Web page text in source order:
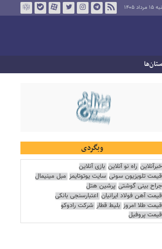
۱۴۰۵
وبگردی
خبرآنلاین راه نو آنلاین بازی آنلاین
قیمت تلویزیون سونی سایت یوتوتایمز مبل مینیمال
جراح بینی گوشتی پرشین هتل
قیمت آهن فولاد ایرانیان اعتبارسنجی بانکی
قیمت طلا امروز بلیط قطار شرکت رادوکو
قیمت پروفیل